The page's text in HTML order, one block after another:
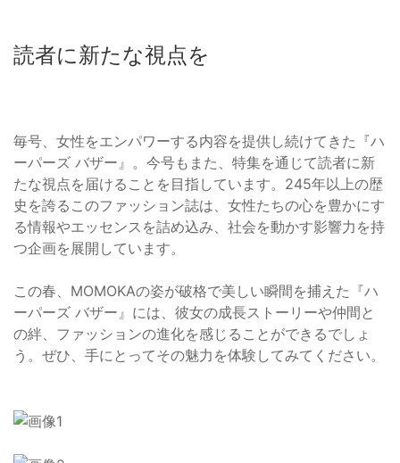
読者に新たな視点を
毎号、女性をエンパワーする内容を提供し続けてきた『ハ
ーパーズ バザー』。今号もまた、特集を通じて読者に新
たな視点を届けることを目指しています。245年以上の歴
史を誇るこのファッション誌は、女性たちの心を豊かにす
る情報やエッセンスを詰め込み、社会を動かす影響力を持
つ企画を展開しています。
この春、MOMOKAの姿が破格で美しい瞬間を捕えた『ハ
ーパーズ バザー』には、彼女の成長ストーリーや仲間と
の絆、ファッションの進化を感じることができるでしょ
う。ぜひ、手にとってその魅力を体験してみてください。